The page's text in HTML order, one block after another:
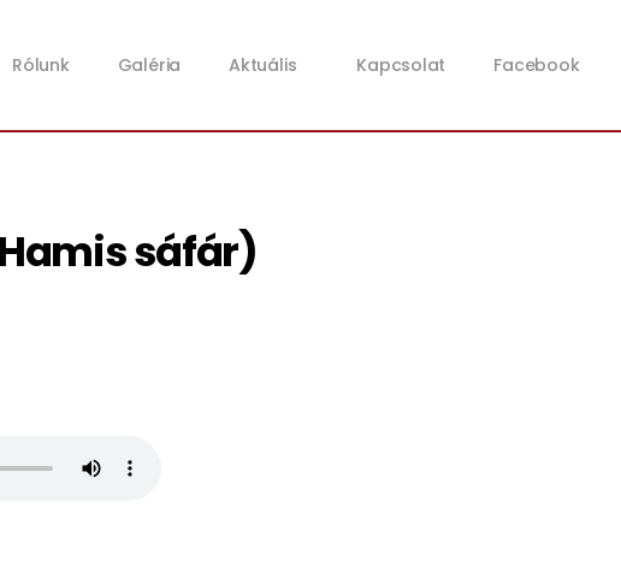
Rólunk Galéria Aktuális Kapcsolat Facebook
sáfár)